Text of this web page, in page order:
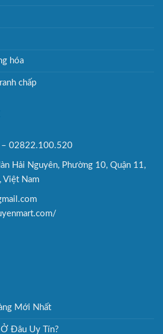
hóa
chấp
02822.100.520
Hải Nguyên, Phường 10, Quận 11,
Việt Nam
Mới Nhất
Đâu Uy Tín?